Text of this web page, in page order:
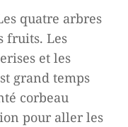
quatre arbres
fruits. Les
et les
grand temps
corbeau
pour aller les